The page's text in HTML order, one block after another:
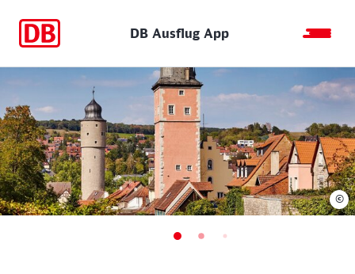
DB Ausflug App
©